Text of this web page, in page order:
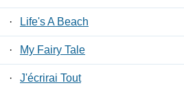
· Life's A Beach
· My Fairy Tale
· J'écrirai Tout